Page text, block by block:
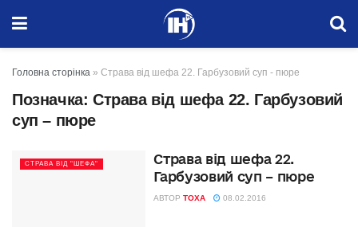
Головна сторінка » Страва від шефа 22. Гарбузовий суп - пюре
Позначка: Страва від шефа 22. Гарбузовий
суп – пюре
СТРАВА ВІД "ШЕФА"
Страва від шефа 22.
Гарбузовий суп – пюре
АВТОР TOXA 08.02.2016